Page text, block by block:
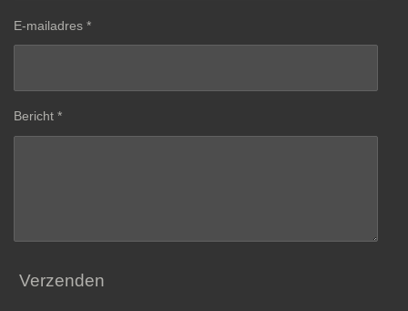
E-mailadres *
Bericht *
Verzenden